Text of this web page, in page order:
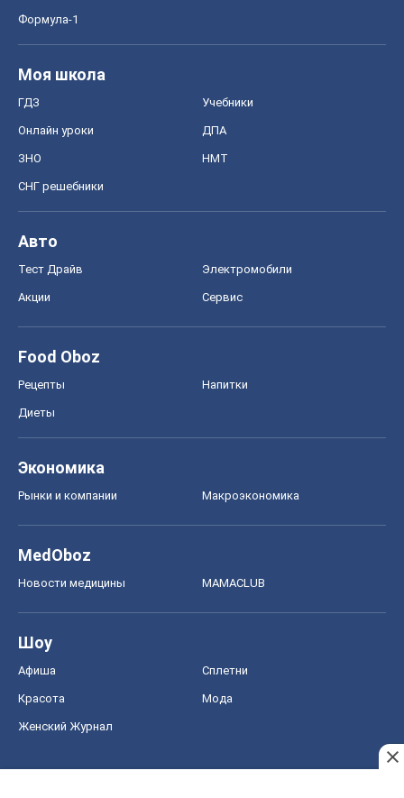
Формула-1
Моя школа
ГДЗ Учебники
Онлайн уроки ДПА
ЗНО НМТ
СНГ решебники
Авто
Тест Драйв Электромобили
Акции Сервис
Food Oboz
Рецепты Напитки
Диеты
Экономика
Рынки и компании Mакроэкономика
MedOboz
Новости медицины MAMACLUB
Шоу
Афиша Сплетни
Красота Мода
Женский Журнал